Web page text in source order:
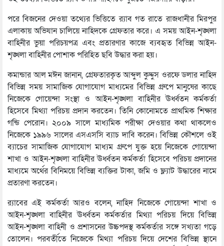
পরে বিজনের দেওয়া তথ্যের ভিত্তিতে র‌্যাব গত রাতে রাজধানীর মিরপুর
এলাকায় অভিযান চালিয়ে নাহিদকে গ্রেফতার করে। এ সময় আইন-শৃঙ্খলা
বাহিনীর ভুয়া পরিচয়পত্র এবং প্রতারণার কাজে ব্যবহৃত বিভিন্ন আইন-
শৃঙ্খলা বাহিনীর পোশাক পরিহিত ছবি উদ্ধার করা হয়।
কমান্ডার আল মঈন জানান, গ্রেফতারকৃত আব্দুল কুদ্দুস ওরফে ডলার নাহিদ
বিভিন্ন সময় সামাজিক যোগাযোগ মাধ্যমের বিভিন্ন গ্রুপে মানুষের কাছে
নিজেকে গোয়েন্দা সংস্থা ও আইন-শৃঙ্খলা বাহিনীর ঊর্ধ্বতন কর্মকর্তা
হিসেবে মিথ্যা পরিচয় প্রদান করতেন। তিনি কোনোমতে প্রাথমিক শিক্ষার
গন্ডি পেরোন। ২০০৯ সালে মাধ্যমিক পরীক্ষা দেওয়ার কথা থাকলেও
নিজেকে ১৯৯৬ সালের এসএসসি ব্যাচ দাবি করেন। বিভিন্ন কৌশলে ওই
ব্যাচের সামাজিক যোগাযোগ মাধ্যম গ্রুপে যুক্ত হয়ে নিজেকে গোয়েন্দা
শাখা ও আইন-শৃঙ্খলা বাহিনীর ঊর্ধ্বতন কর্মকর্তা হিসেবে পরিচয় প্রদানের
মাধ্যমে অর্থের বিনিময়ে বিভিন্ন ব্যক্তির টাকা, জমি ও ফ্ল্যাট উদ্ধারের নামে
প্রতারণা করতেন।
র‌্যাবের এই কর্মকর্তা আরও বলেন, নাহিদ নিজেকে গোয়েন্দা শাখা ও
আইন-শৃঙ্খলা বাহিনীর ঊর্ধ্বতন কর্মকর্তার মিথ্যা পরিচয় দিয়ে বিভিন্ন
আইন-শৃঙ্খলা বাহিনী ও প্রশাসনের উচ্চপদস্থ কর্মকর্তার সঙ্গে সখ্যতা গড়ে
তোলেন। পরবর্তীতে নিজেকে মিথ্যা পরিচয় দিয়ে দেশের বিভিন্ন স্থানে